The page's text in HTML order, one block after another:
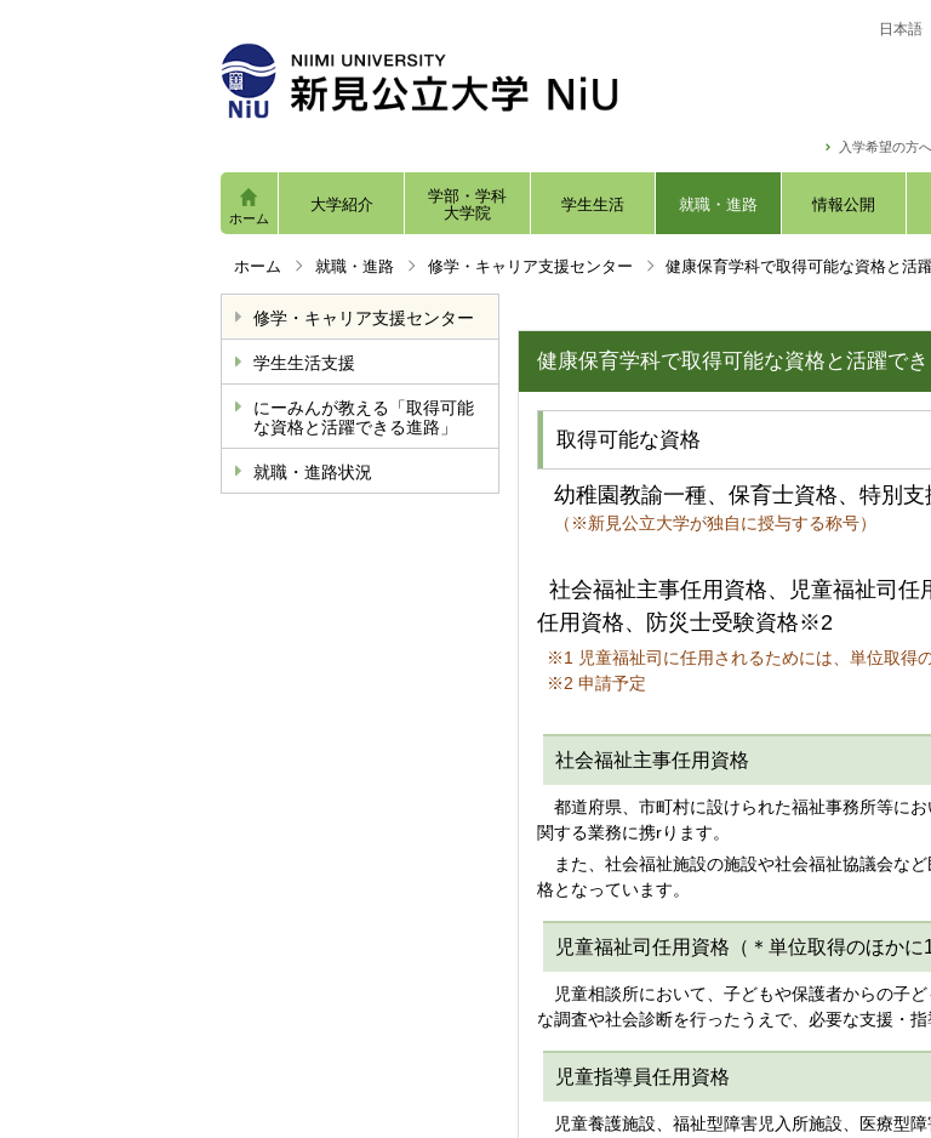
日本語
入学希望の方へ
ホーム
大学紹介
学部・学科
大学院
学生生活 就職・進路 情報公開
ホーム 就職・進路 修学・キャリア支援センター 健康保育学科で取得可能な資格と活
修学・キャリア支援センター
学生生活支援
にーみんが教える「取得可能
な資格と活躍できる進路」
就職・進路状況
健康保育学科で取得可能な資格と活躍で
取得可能な資格
幼稚園教諭一種、保育士資格、特別
（※新見公立大学が独自に授与する称号）
社会福祉主事任用資格、児童福祉司
任用資格、防災士受験資格※2
※1 児童福祉司に任用されるためには、単位取得
※2 申請予定
社会福祉主事任用資格
都道府県、市町村に設けられた福祉事務所等に
関する業務に携rります。
また、社会福祉施設の施設や社会福祉協議会な
格となっています。
児童福祉司任用資格（＊単位取得のほかに
児童相談所において、子どもや保護者からの子
な調査や社会診断を行ったうえで、必要な支援・
児童指導員任用資格
児童養護施設、福祉型障害児入所施設、医療型